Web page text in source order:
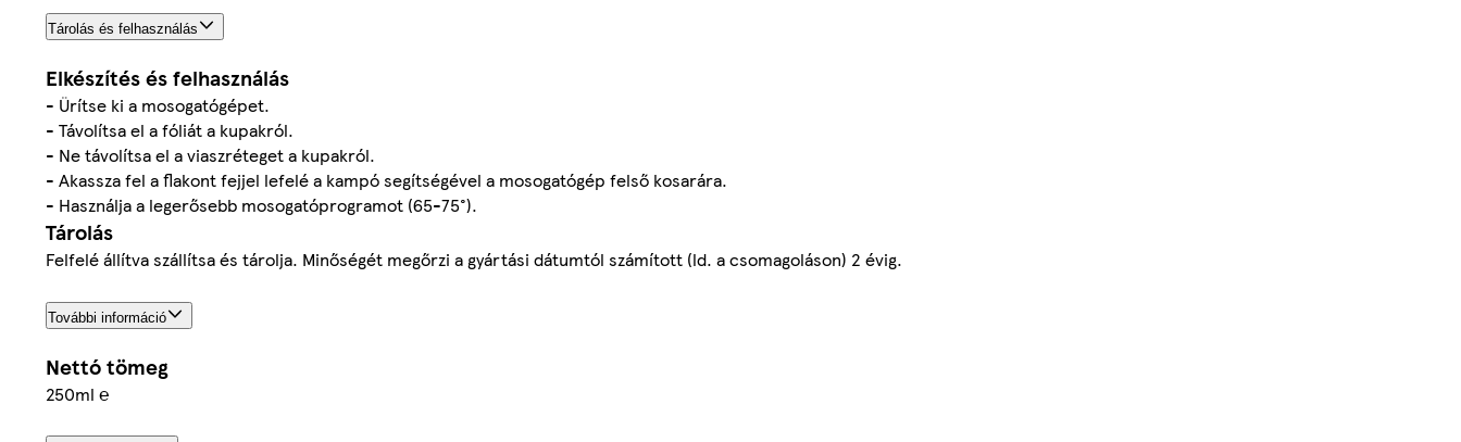
Tárolás és felhasználás
Elkészítés és felhasználás
- Ürítse ki a mosogatógépet.
- Távolítsa el a fóliát a kupakról.
- Ne távolítsa el a viaszréteget a kupakról.
- Akassza fel a flakont fejjel lefelé a kampó segítségével a mosogatógép felső kosarára.
- Használja a legerősebb mosogatóprogramot (65-75°).
Tárolás
Felfelé állítva szállítsa és tárolja. Minőségét megőrzi a gyártási dátumtól számított (ld. a csomagoláson) 2 évig.
További információ
Nettó tömeg
250ml ℮